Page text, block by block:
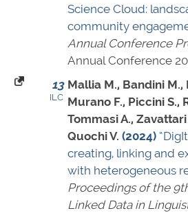
Science Cloud:
community
Annual Conference
Annual Conference
13
ILC
Mallia M., Bandini M.,
Murano F., Piccini S.,
Tommasi A., Zavattari
Quochi V. (2024)
creating, linking and
with heterogeneous
Proceedings of the
Linked Data in